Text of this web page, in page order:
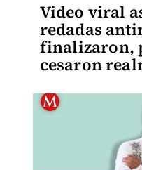
Video viral
redadas
finalizaron,
cesaron